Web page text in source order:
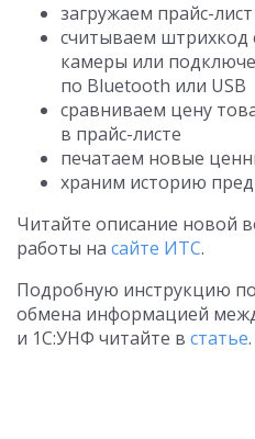
загружаем прайс-
считываем
камеры или
по Bluetooth или USB
сравниваем цену
в прайс-листе
печатаем новые
храним историю
Читайте описание новой
работы на сайте ИТС.
Подробную инструкцию
обмена информацией
и 1С:УНФ читайте в статье.